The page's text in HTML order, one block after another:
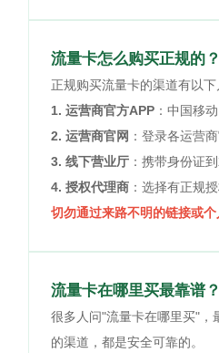
流量卡怎么购买正规的？
正规购买流量卡的渠道有以下
1. 运营商官方APP ：中国移
2. 运营商官网 ：登录各运营
3. 线下营业厅 ：携带身份证
4. 授权代理商 ：选择有正规
切勿通过来路不明的链接或
流量卡在哪里买最靠谱？
很多人问"流量卡在哪里买"，
的渠道，都是安全可靠的。